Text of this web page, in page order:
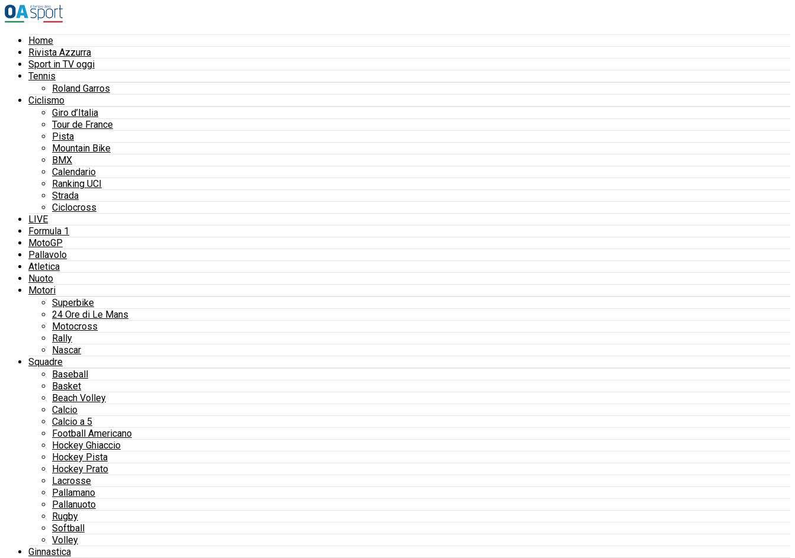
Home
Rivista Azzurra
Sport in TV oggi
Tennis
Roland Garros
Ciclismo
Giro d’Italia
Tour de France
Pista
Mountain Bike
BMX
Calendario
Ranking UCI
Strada
Ciclocross
LIVE
Formula 1
MotoGP
Pallavolo
Atletica
Nuoto
Motori
Superbike
24 Ore di Le Mans
Motocross
Rally
Nascar
Squadre
Baseball
Basket
Beach Volley
Calcio
Calcio a 5
Football Americano
Hockey Ghiaccio
Hockey Pista
Hockey Prato
Lacrosse
Pallamano
Pallanuoto
Rugby
Softball
Volley
Ginnastica